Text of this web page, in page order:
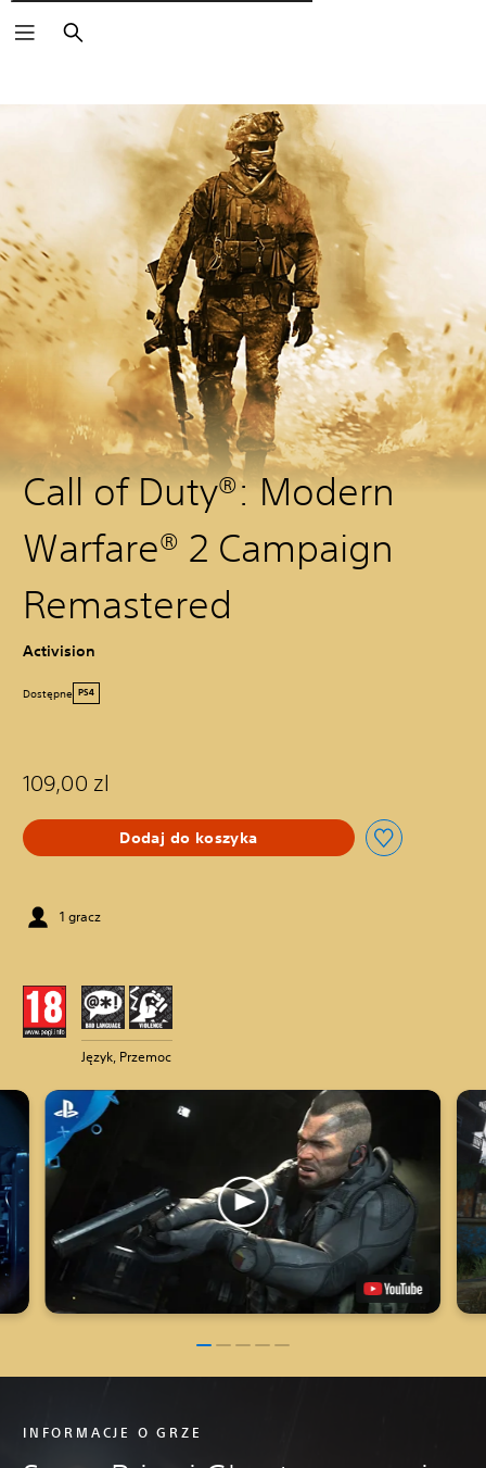
Wyszukaj
Call of Duty®: Modern
Warfare® 2 Campaign
Remastered
Activision
Dostępne PS4
109,00 zl
Dodaj do koszyka
1 gracz
Język, Przemoc
INFORMACJE O GRZE